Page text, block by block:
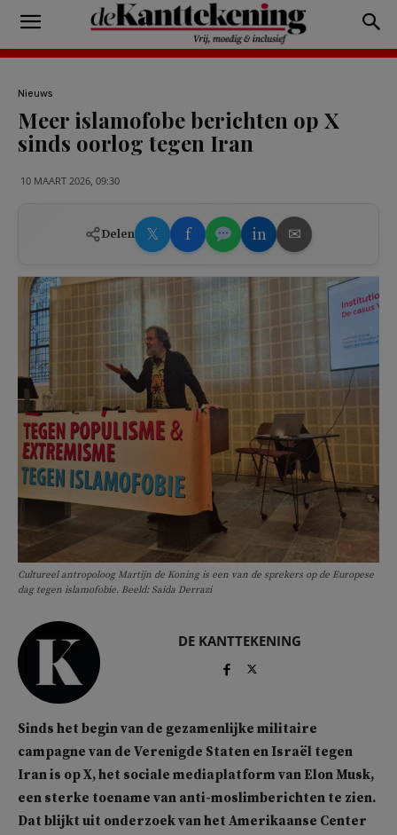
Nieuws
Meer islamofobe berichten op X
sinds oorlog tegen Iran
10 MAART 2026, 09:30
Delen 𝕏 f in ✉
Cultureel antropoloog Martijn de Koning is een van de sprekers op de Europese
dag tegen islamofobie. Beeld: Saida Derrazi
DE KANTTEKENING
Sinds het begin van de gezamenlijke militaire
campagne van de Verenigde Staten en Israël tegen
Iran is op X, het sociale mediaplatform van Elon Musk,
een sterke toename van anti-moslimberichten te zien.
Dat blijkt uit onderzoek van het Amerikaanse Center